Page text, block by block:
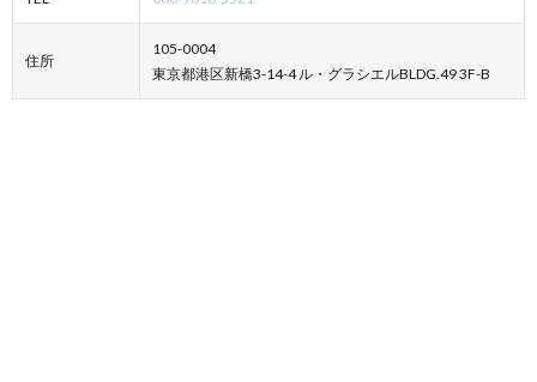
住所
105-0004
東京都港区新橋3-14-4 ル・グラシエルBLDG.49 3F-B